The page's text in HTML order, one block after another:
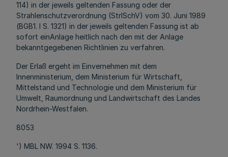
114) in der jeweils geltenden Fassung oder der
Strahlenschutzverordnung (StrlSchV) vom 30. Juni 1989
(BGB1. I S. 1321) in der jeweils geltenden Fassung ist ab
sofort einAnlage heitlich nach den mit der Anlage
bekanntgegebenen Richtlinien zu verfahren.
Der Erlaß ergeht im Einvernehmen mit dem
Innenministerium, dem Ministerium für Wirtschaft,
Mittelstand und Technologie und dem Ministerium für
Umwelt, Raumordnung und Landwirtschaft des Landes
Nordrhein-Westfalen.
8053
') MBL NW. 1994 S. 1136.